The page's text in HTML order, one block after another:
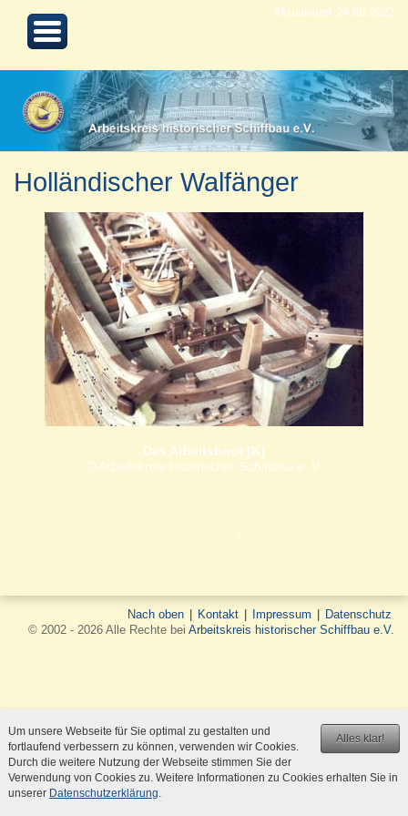
Aktualisiert 24.08.2022
Holländischer Walfänger
Das Arbeitsboot [K]
© Arbeitskreis historischer Schiffbau e. V.
Nach oben Kontakt Impressum
Datenschutz
© 2002 - 2026 Alle Rechte bei Arbeitskreis historischer Schiffbau e.V.
Alles klar!
Um unsere Webseite für Sie optimal zu gestalten und
fortlaufend verbessern zu können, verwenden wir Cookies.
Durch die weitere Nutzung der Webseite stimmen Sie der
Verwendung von Cookies zu. Weitere Informationen zu Cookies erhalten Sie in
unserer Datenschutzerklärung